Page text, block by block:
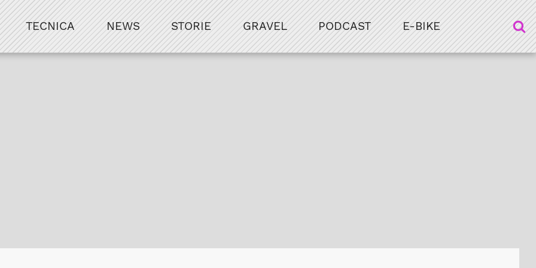
TECNICA NEWS STORIE GRAVEL PODCAST E-BIKE